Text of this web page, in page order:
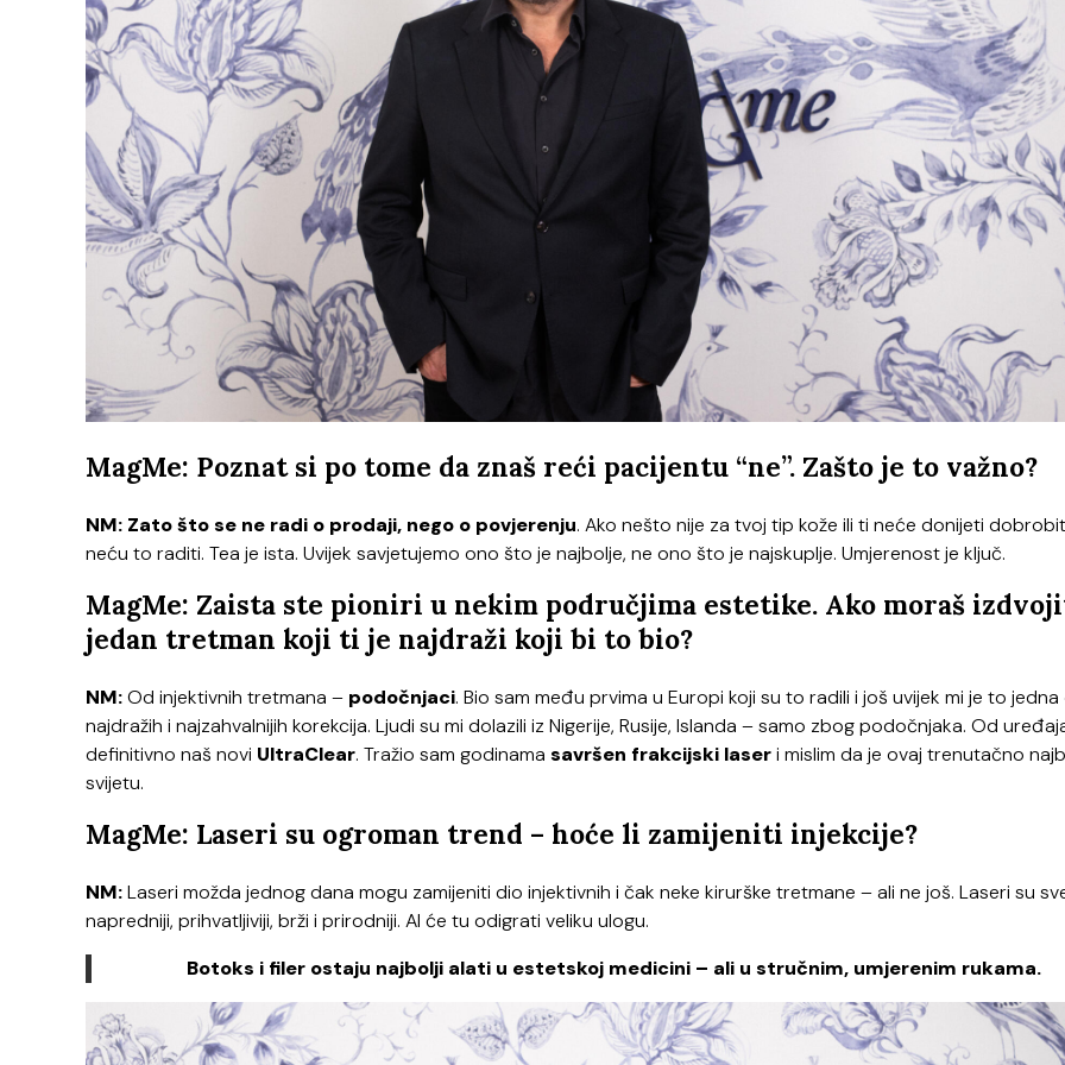
MagMe: Poznat si po tome da znaš reći pacijentu “ne”. Zašto je to važno?
NM: Zato što se ne radi o prodaji, nego o povjerenju. Ako nešto nije za tvoj tip kože ili ti neće donijeti
neću to raditi. Tea je ista. Uvijek savjetujemo ono što je najbolje, ne ono što je najskuplje. Umjerenost je ključ.
MagMe: Zaista ste pioniri u nekim područjima estetike. Ako moraš
jedan tretman koji ti je najdraži koji bi to bio?
NM:Od injektivnih tretmana – podočnjaci. Bio sam među prvima u Europi koji su to radili i još uvijek mi je to
najdražih i najzahvalnijih korekcija. Ljudi su mi dolazili iz Nigerije, Rusije, Islanda – samo zbog podočnjaka. Od
definitivno naš novi UltraClear. Tražio sam godinama savršen frakcijski laseri mislim da je ovaj trenutačno
svijetu.
MagMe: Laseri su ogroman trend – hoće li zamijeniti injekcije?
NM:Laseri možda jednog dana mogu zamijeniti dio injektivnih i čak neke kirurške tretmane – ali ne još. Laseri su
napredniji, prihvatljiviji, brži i prirodniji. AI će tu odigrati veliku ulogu.
Botoks i filer ostaju najbolji alati u estetskoj medicini – ali u stručnim, umjerenim rukama.